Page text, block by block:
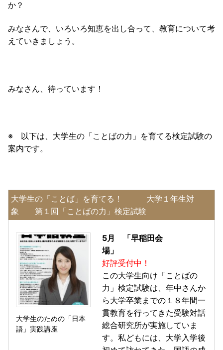
か？
みなさんで、いろいろ知恵を出し合って、教育について考
えていきましょう。
みなさん、待っています！
※ 以下は、大学生の「ことばの力」を育てる検定試験の
案内です。
大学生の「ことば」を育てる！ 大学１年生対
象 第１回「ことばの力」検定試験
大学生のための「日本
語」実践講座
5月 「早稲田会
場」
好評受付中！
この大学生向け「ことばの
力」検定試験は、年中さんか
ら大学卒業までの１８年間一
貫教育を行ってきた受験対話
総合研究所が実施していま
す。私どもには、大学入学後